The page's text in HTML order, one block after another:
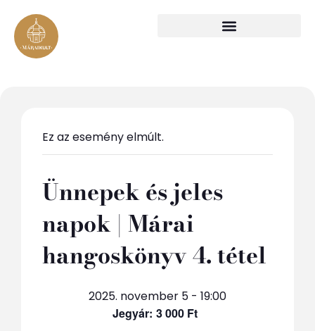
Ez az esemény elmúlt.
Ünnepek és jeles
napok | Márai
hangoskönyv 4. tétel
2025. november 5 - 19:00
3 000 Ft